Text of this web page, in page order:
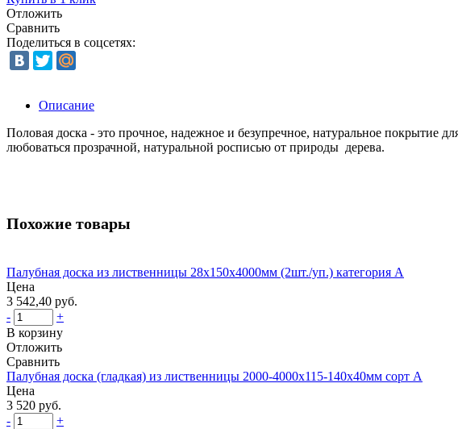
Отложить
Сравнить
Поделиться в соцсетях:
Описание
Половая доска - это прочное, надежное и безупречное, натуральное покрытие
любоваться прозрачной, натуральной росписью от природы дерева.
Похожие товары
Палубная доска из лиственницы 28х150х4000мм (2шт./уп.) категория А
Цена
3 542,40 руб.
-
+
В корзину
Отложить
Сравнить
Палубная доска (гладкая) из лиственницы 2000-4000х115-140х40мм сорт А
Цена
3 520 руб.
-
+